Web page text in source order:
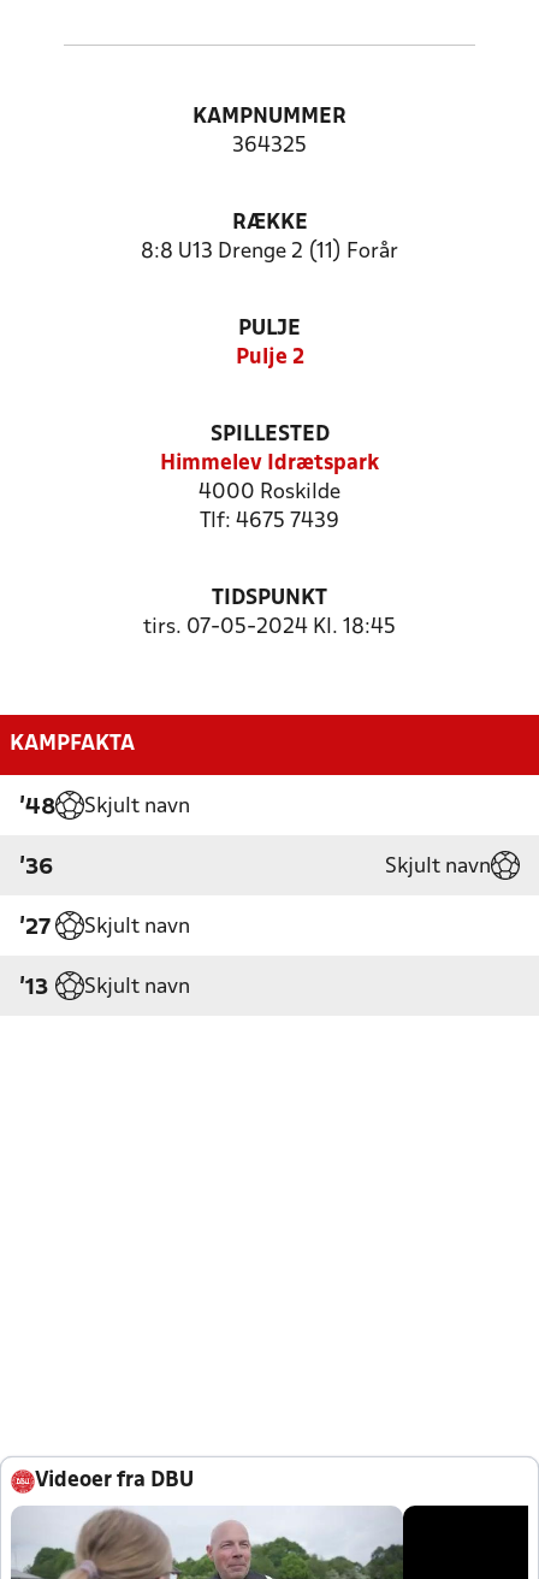
KAMPNUMMER
364325
RÆKKE
8:8 U13 Drenge 2 (11) Forår
PULJE
Pulje 2
SPILLESTED
Himmelev Idrætspark
4000 Roskilde
Tlf: 4675 7439
TIDSPUNKT
tirs. 07-05-2024 Kl. 18:45
KAMPFAKTA
'48 Skjult navn
'36 Skjult navn
'27 Skjult navn
'13 Skjult navn
Videoer fra DBU